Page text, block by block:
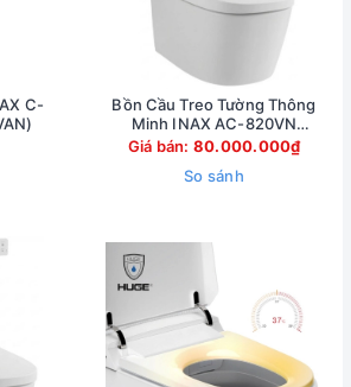
C-
Bồn Cầu Treo Tường Thông
Minh INAX AC-820VN
(AC820VN)
Giá bán: 80.000.000₫
So sánh